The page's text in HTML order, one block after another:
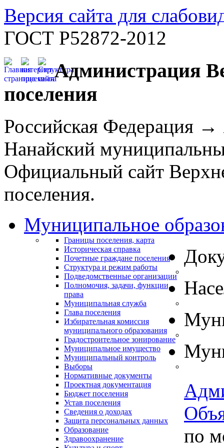
Версия сайта для
ГОСТ Р52872-2012
Администрация
поселения
Российская Федерация
Нанайский
Официальный сайт
поселения.
Муниципальное
Границы поселения, карта
Историческая справка
Почетные граждане поселения
Структура и режим работы
Подведомственные организации
Полномочия, задачи, функции,
права
Муниципальная служба
Глава поселения
Избирательная комиссия
муниципального образования
Градостроительное зонирование
Муниципальное имущество
Муниципальный контроль
Выборы
Нормативные документы
Проектная документация
Бюджет поселения
Устав поселения
Сведения о доходах
Защита персональных данных
Образование
Здравоохранение
по